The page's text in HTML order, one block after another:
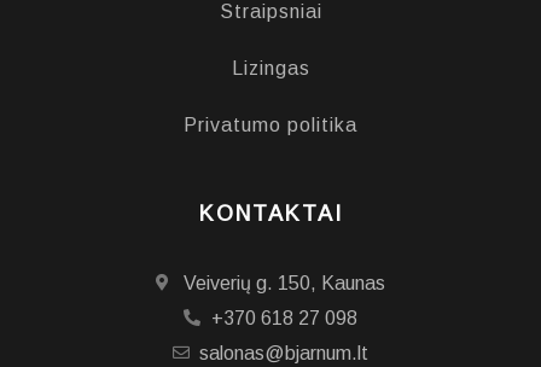
Straipsniai
Lizingas
Privatumo politika
KONTAKTAI
Veiverių g. 150, Kaunas
+370 618 27 098
salonas@bjarnum.lt